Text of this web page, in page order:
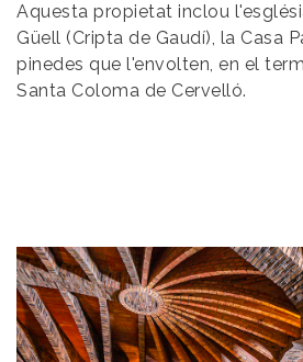
Aquesta propietat inclou
Güell (Cripta de Gaudí), la Casa
pinedes que l'envolten, en el
Santa Coloma de Cervelló.
Image